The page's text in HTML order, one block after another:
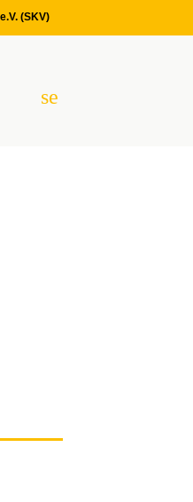
(SKV)
search